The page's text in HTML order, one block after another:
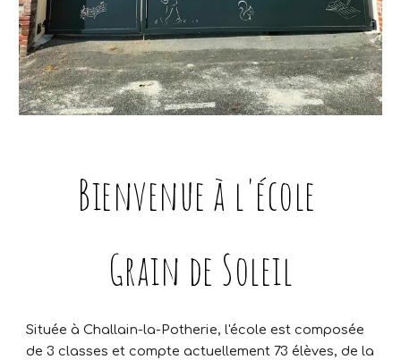
Bienvenue à l'école
Grain de Soleil
Située à Challain-la-Potherie, l'école est composée
de 3 classes et compte actuellement 73 élèves, de la